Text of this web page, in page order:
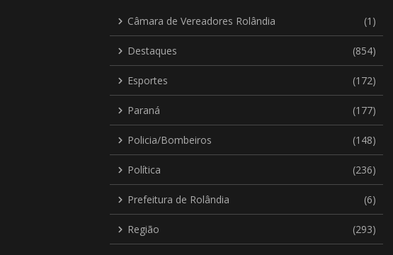
Câmara de Vereadores Rolândia (1)
Destaques (854)
Esportes (172)
Paraná (177)
Policia/Bombeiros (148)
Política (236)
Prefeitura de Rolândia (6)
Região (293)